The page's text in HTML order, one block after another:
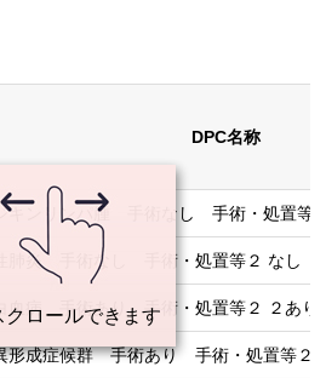
DPC名称
キンリンパ腫 手術なし 手術・処置等
肺炎 手術なし 手術・処置等２ なし
血病 手術あり 手術・処置等２ ２あり
形成症候群 手術あり 手術・処置等２